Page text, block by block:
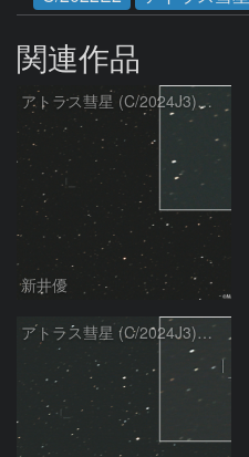
関連作品
アトラス彗星 (C/2024J3)：2026/08/05
新井優
アトラス彗星 (C/2024J3)：2026/07/26